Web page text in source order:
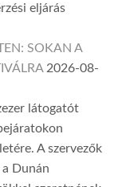
eljárás
SOKAN A
2026-08-
látogatót
A szervezők
Dunán